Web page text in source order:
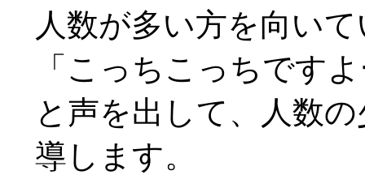
人数が多い方を向い
「こっちこっちです
と声を出して、人数
導します。